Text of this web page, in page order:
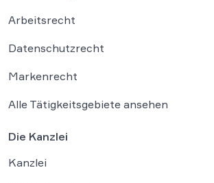
Arbeitsrecht
Datenschutzrecht
Markenrecht
Alle Tätigkeitsgebiete ansehen
Die Kanzlei
Kanzlei